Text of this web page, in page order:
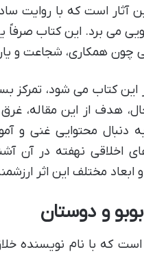
آثار است که با روایت
می برد. این کتاب
چون همکاری، شجاعت و
این کتاب می شود، تمرکز
هدف از این مقاله،
دنبال محتوایی غنی و
نهفته در آن
مختلف این اثر
و دوستان
که با نام نویسنده